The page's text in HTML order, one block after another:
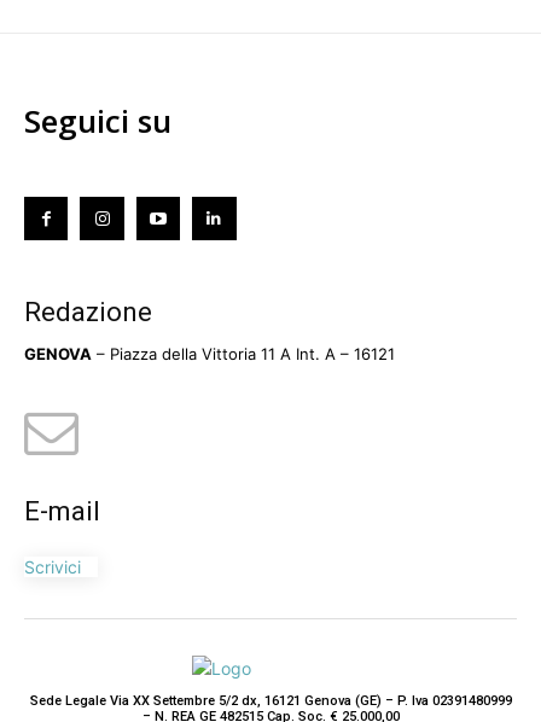
Seguici su
Redazione
GENOVA – Piazza della Vittoria 11 A Int. A – 16121
E-mail
Scrivici
Sede Legale Via XX Settembre 5/2 dx, 16121 Genova (GE) – P. Iva 02391480999
– N. REA GE 482515 Cap. Soc. € 25.000,00